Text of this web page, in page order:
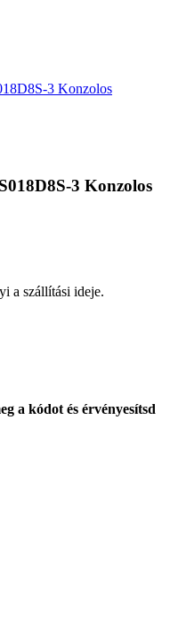
3 Konzolos
3 Konzolos
a szállítási ideje.
a kódot és érvényesítsd